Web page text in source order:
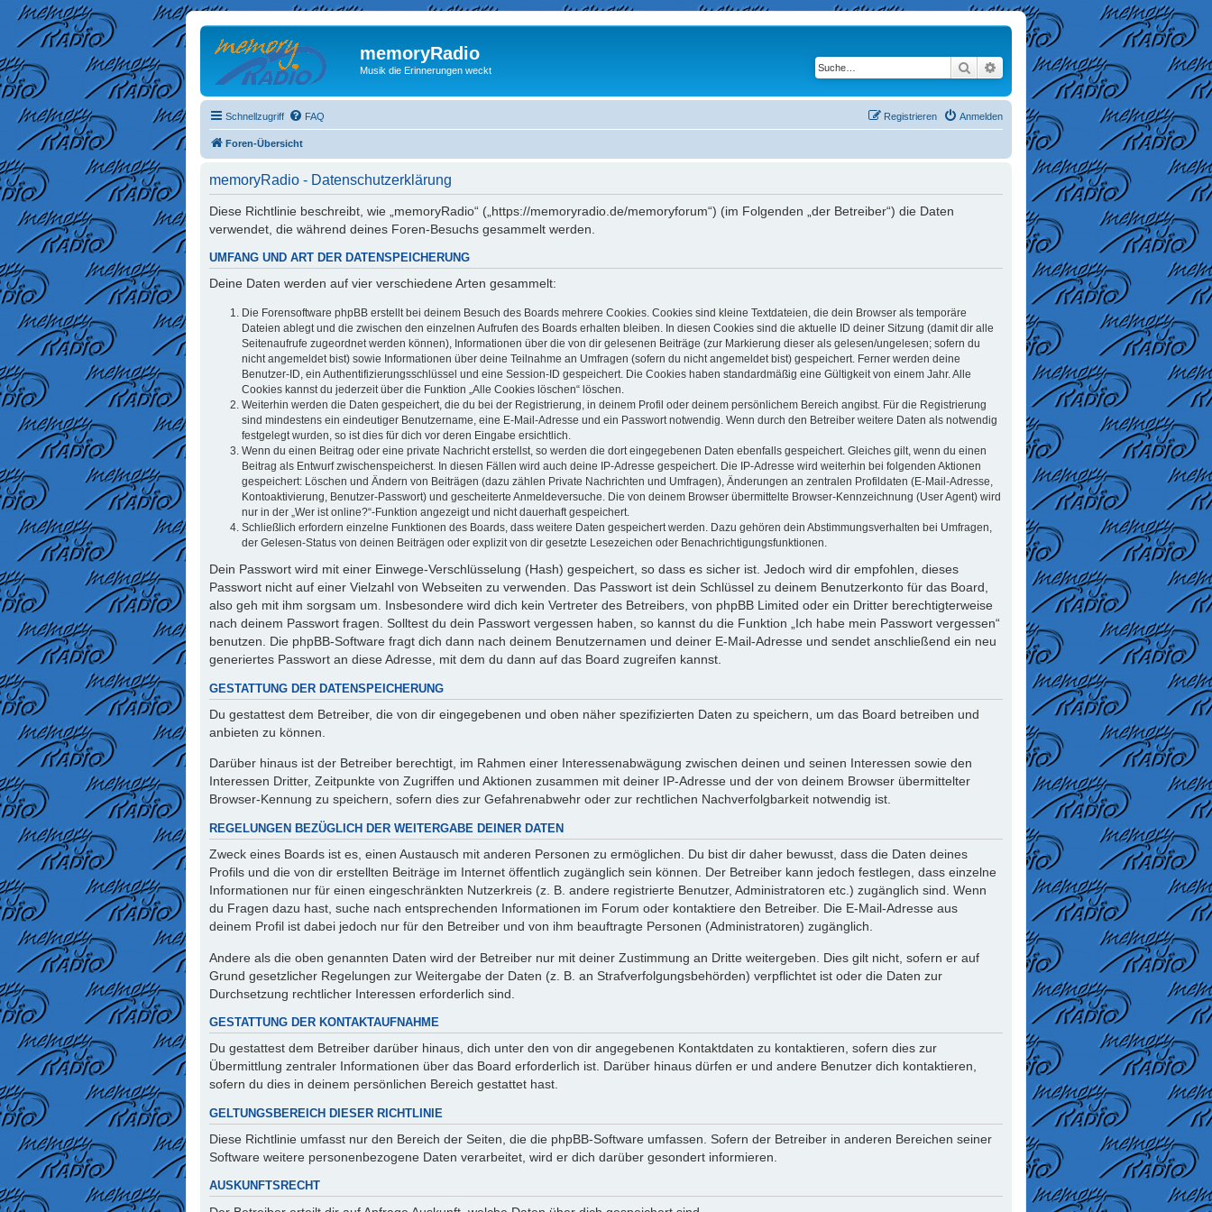
memoryRadio
Musik die Erinnerungen weckt Suche Erweiterte Suche
Schnellzugriff FAQ Anmelden
Registrieren
Foren-Übersicht
memoryRadio - Datenschutzerklärung
Diese Richtlinie beschreibt, wie „memoryRadio“ („https://memoryradio.de/memoryforum“) (im Folgenden „der Betreiber“) die Daten
verwendet, die während deines Foren-Besuchs gesammelt werden.
UMFANG UND ART DER DATENSPEICHERUNG
Deine Daten werden auf vier verschiedene Arten gesammelt:
Die Forensoftware phpBB erstellt bei deinem Besuch des Boards mehrere Cookies. Cookies sind kleine Textdateien, die dein Browser als temporäre
Dateien ablegt und die zwischen den einzelnen Aufrufen des Boards erhalten bleiben. In diesen Cookies sind die aktuelle ID deiner Sitzung (damit dir alle
Seitenaufrufe zugeordnet werden können), Informationen über die von dir gelesenen Beiträge (zur Markierung dieser als gelesen/ungelesen; sofern du
nicht angemeldet bist) sowie Informationen über deine Teilnahme an Umfragen (sofern du nicht angemeldet bist) gespeichert. Ferner werden deine
Benutzer-ID, ein Authentifizierungsschlüssel und eine Session-ID gespeichert. Die Cookies haben standardmäßig eine Gültigkeit von einem Jahr. Alle
Cookies kannst du jederzeit über die Funktion „Alle Cookies löschen“ löschen.
Weiterhin werden die Daten gespeichert, die du bei der Registrierung, in deinem Profil oder deinem persönlichem Bereich angibst. Für die Registrierung
sind mindestens ein eindeutiger Benutzername, eine E-Mail-Adresse und ein Passwort notwendig. Wenn durch den Betreiber weitere Daten als notwendig
festgelegt wurden, so ist dies für dich vor deren Eingabe ersichtlich.
Wenn du einen Beitrag oder eine private Nachricht erstellst, so werden die dort eingegebenen Daten ebenfalls gespeichert. Gleiches gilt, wenn du einen
Beitrag als Entwurf zwischenspeicherst. In diesen Fällen wird auch deine IP-Adresse gespeichert. Die IP-Adresse wird weiterhin bei folgenden Aktionen
gespeichert: Löschen und Ändern von Beiträgen (dazu zählen Private Nachrichten und Umfragen), Änderungen an zentralen Profildaten (E-Mail-Adresse,
Kontoaktivierung, Benutzer-Passwort) und gescheiterte Anmeldeversuche. Die von deinem Browser übermittelte Browser-Kennzeichnung (User Agent) wird
nur in der „Wer ist online?“-Funktion angezeigt und nicht dauerhaft gespeichert.
Schließlich erfordern einzelne Funktionen des Boards, dass weitere Daten gespeichert werden. Dazu gehören dein Abstimmungsverhalten bei Umfragen,
der Gelesen-Status von deinen Beiträgen oder explizit von dir gesetzte Lesezeichen oder Benachrichtigungsfunktionen.
Dein Passwort wird mit einer Einwege-Verschlüsselung (Hash) gespeichert, so dass es sicher ist. Jedoch wird dir empfohlen, dieses
Passwort nicht auf einer Vielzahl von Webseiten zu verwenden. Das Passwort ist dein Schlüssel zu deinem Benutzerkonto für das Board,
also geh mit ihm sorgsam um. Insbesondere wird dich kein Vertreter des Betreibers, von phpBB Limited oder ein Dritter berechtigterweise
nach deinem Passwort fragen. Solltest du dein Passwort vergessen haben, so kannst du die Funktion „Ich habe mein Passwort vergessen“
benutzen. Die phpBB-Software fragt dich dann nach deinem Benutzernamen und deiner E-Mail-Adresse und sendet anschließend ein neu
generiertes Passwort an diese Adresse, mit dem du dann auf das Board zugreifen kannst.
GESTATTUNG DER DATENSPEICHERUNG
Du gestattest dem Betreiber, die von dir eingegebenen und oben näher spezifizierten Daten zu speichern, um das Board betreiben und
anbieten zu können.
Darüber hinaus ist der Betreiber berechtigt, im Rahmen einer Interessenabwägung zwischen deinen und seinen Interessen sowie den
Interessen Dritter, Zeitpunkte von Zugriffen und Aktionen zusammen mit deiner IP-Adresse und der von deinem Browser übermittelter
Browser-Kennung zu speichern, sofern dies zur Gefahrenabwehr oder zur rechtlichen Nachverfolgbarkeit notwendig ist.
REGELUNGEN BEZÜGLICH DER WEITERGABE DEINER DATEN
Zweck eines Boards ist es, einen Austausch mit anderen Personen zu ermöglichen. Du bist dir daher bewusst, dass die Daten deines
Profils und die von dir erstellten Beiträge im Internet öffentlich zugänglich sein können. Der Betreiber kann jedoch festlegen, dass einzelne
Informationen nur für einen eingeschränkten Nutzerkreis (z. B. andere registrierte Benutzer, Administratoren etc.) zugänglich sind. Wenn
du Fragen dazu hast, suche nach entsprechenden Informationen im Forum oder kontaktiere den Betreiber. Die E-Mail-Adresse aus
deinem Profil ist dabei jedoch nur für den Betreiber und von ihm beauftragte Personen (Administratoren) zugänglich.
Andere als die oben genannten Daten wird der Betreiber nur mit deiner Zustimmung an Dritte weitergeben. Dies gilt nicht, sofern er auf
Grund gesetzlicher Regelungen zur Weitergabe der Daten (z. B. an Strafverfolgungsbehörden) verpflichtet ist oder die Daten zur
Durchsetzung rechtlicher Interessen erforderlich sind.
GESTATTUNG DER KONTAKTAUFNAHME
Du gestattest dem Betreiber darüber hinaus, dich unter den von dir angegebenen Kontaktdaten zu kontaktieren, sofern dies zur
Übermittlung zentraler Informationen über das Board erforderlich ist. Darüber hinaus dürfen er und andere Benutzer dich kontaktieren,
sofern du dies in deinem persönlichen Bereich gestattet hast.
GELTUNGSBEREICH DIESER RICHTLINIE
Diese Richtlinie umfasst nur den Bereich der Seiten, die die phpBB-Software umfassen. Sofern der Betreiber in anderen Bereichen seiner
Software weitere personenbezogene Daten verarbeitet, wird er dich darüber gesondert informieren.
AUSKUNFTSRECHT